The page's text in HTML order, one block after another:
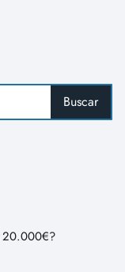
20.000€?